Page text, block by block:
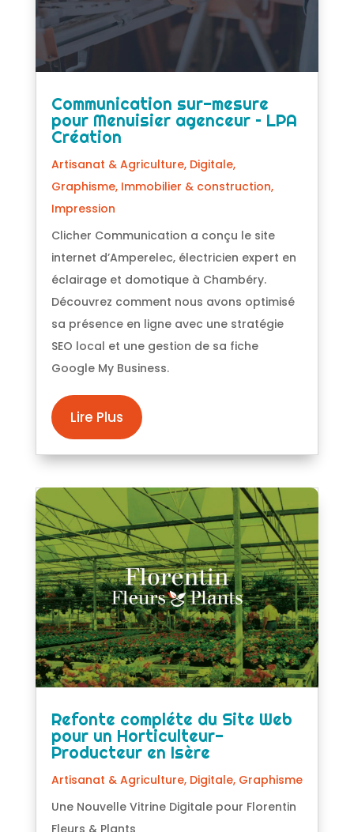
Communication sur-mesure
pour Menuisier agenceur – LPA
Création
Artisanat & Agriculture, Digitale,
Graphisme, Immobilier & construction,
Impression
Clicher Communication a conçu le site
internet d’Amperelec, électricien expert en
éclairage et domotique à Chambéry.
Découvrez comment nous avons optimisé
sa présence en ligne avec une stratégie
SEO local et une gestion de sa fiche
Google My Business.
Lire Plus
Refonte compléte du Site Web
pour un Horticulteur-
Producteur en Isère
Artisanat & Agriculture, Digitale, Graphisme
Une Nouvelle Vitrine Digitale pour Florentin